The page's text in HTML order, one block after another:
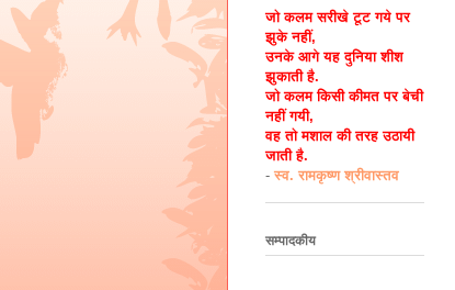
जो कलम सरीखे टूट गये पर
झुके नहीं,
उनके आगे यह दुनिया शीश
झुकाती है.
जो कलम किसी कीमत पर बेची
नहीं गयी,
वह तो मशाल की तरह उठायी
जाती है.
- स्व. रामकृष्ण श्रीवास्तव
सम्पादकीय